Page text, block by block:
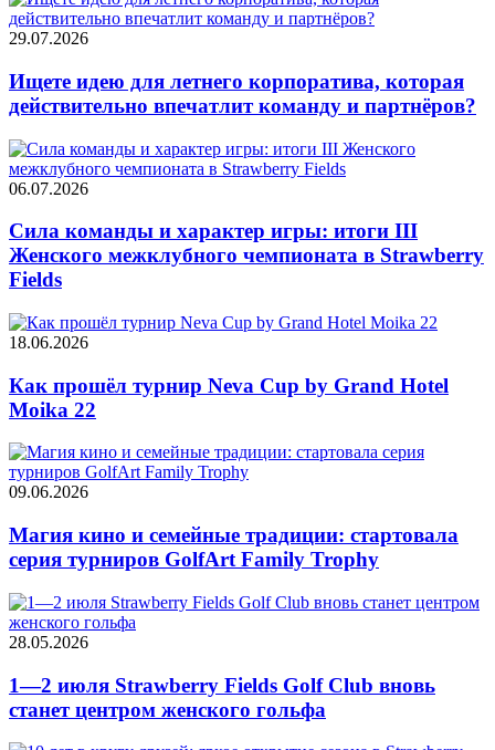
29.07.2026
Ищете идею для летнего корпоратива, которая
действительно впечатлит команду и партнёров?
06.07.2026
Сила команды и характер игры: итоги III
Женского межклубного чемпионата в Strawberry
Fields
18.06.2026
Как прошёл турнир Neva Cup by Grand Hotel
Moika 22
09.06.2026
Магия кино и семейные традиции: стартовала
серия турниров GolfArt Family Trophy
28.05.2026
1—2 июля Strawberry Fields Golf Club вновь
станет центром женского гольфа